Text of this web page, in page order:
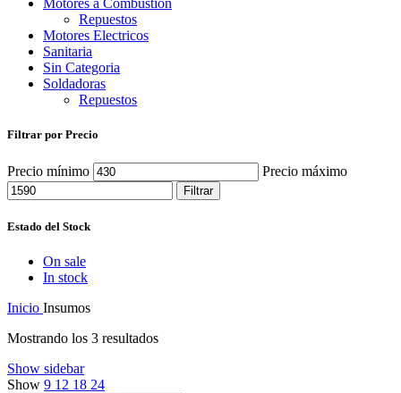
Motores a Combustión
Repuestos
Motores Electricos
Sanitaria
Sin Categoria
Soldadoras
Repuestos
Filtrar por Precio
Precio mínimo Precio máximo
Filtrar
Estado del Stock
On sale
In stock
Inicio Insumos
Mostrando los 3 resultados
Show sidebar
Show 9 12 18 24